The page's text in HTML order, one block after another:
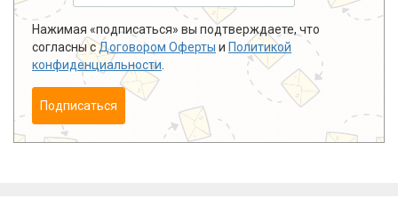
Нажимая «подписаться» вы подтверждаете, что
согласны сДоговором Оферты и Политикой
конфиденциальности
Подписаться